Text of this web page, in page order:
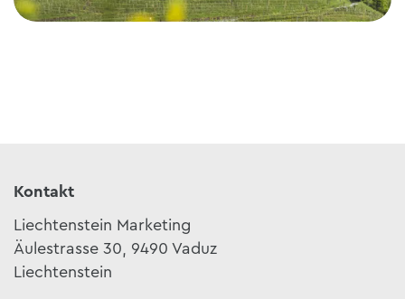
Burg Gutenberg
Kontakt
Liechtenstein Marketing
Äulestrasse 30, 9490 Vaduz
Liechtenstein